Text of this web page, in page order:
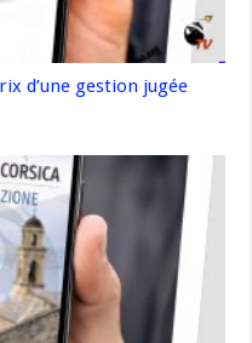
d’une gestion jugée